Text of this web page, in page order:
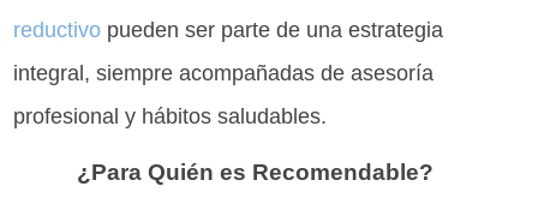
reductivo pueden ser parte de una estrategia
integral, siempre acompañadas de asesoría
profesional y hábitos saludables.
¿Para Quién es Recomendable?